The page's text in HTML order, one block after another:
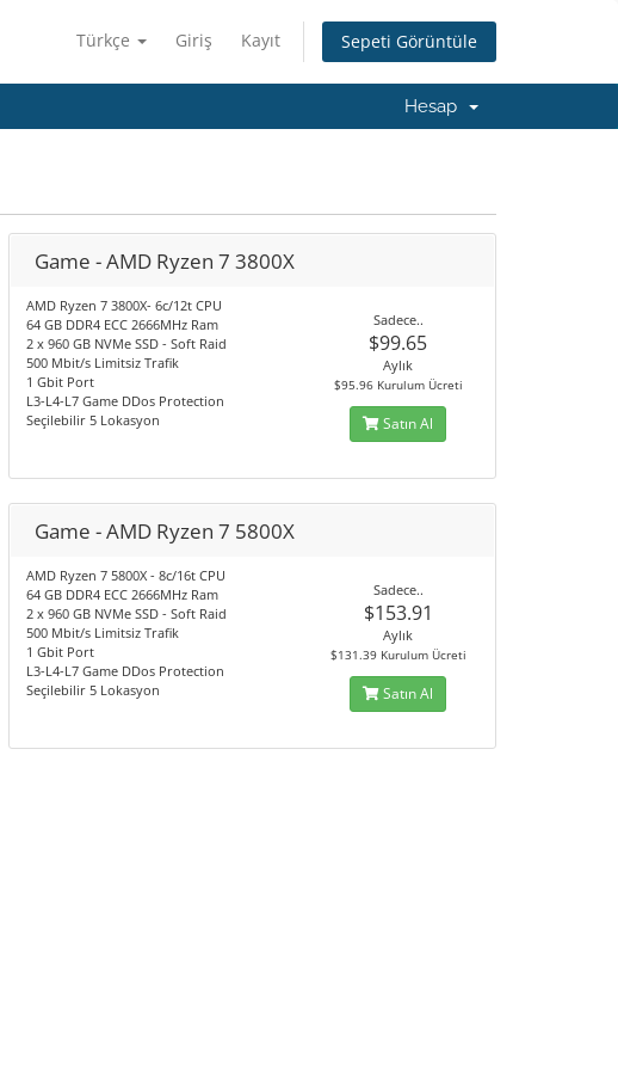
Türkçe Giriş Kayıt Sepeti Görüntüle
Hesap
Game - AMD Ryzen 7 3800X
AMD Ryzen 7 3800X- 6c/12t CPU
64 GB DDR4 ECC 2666MHz Ram
2 x 960 GB NVMe SSD - Soft Raid
500 Mbit/s Limitsiz Trafik
1 Gbit Port
L3-L4-L7 Game DDos Protection
Seçilebilir 5 Lokasyon
Sadece..
$99.65
Aylık
$95.96 Kurulum Ücreti
Satın Al
Game - AMD Ryzen 7 5800X
AMD Ryzen 7 5800X - 8c/16t CPU
64 GB DDR4 ECC 2666MHz Ram
2 x 960 GB NVMe SSD - Soft Raid
500 Mbit/s Limitsiz Trafik
1 Gbit Port
L3-L4-L7 Game DDos Protection
Seçilebilir 5 Lokasyon
Sadece..
$153.91
Aylık
$131.39 Kurulum Ücreti
Satın Al